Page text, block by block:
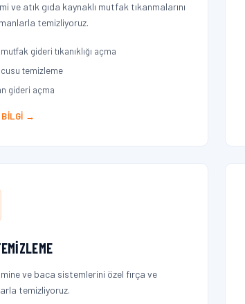
ve atık gıda kaynaklı mutfak tıkanmalarını
temizliyoruz.
gideri tıkanıklığı açma
temizleme
gideri açma
BILGI →
ve baca sistemlerini özel fırça ve
temizliyoruz.